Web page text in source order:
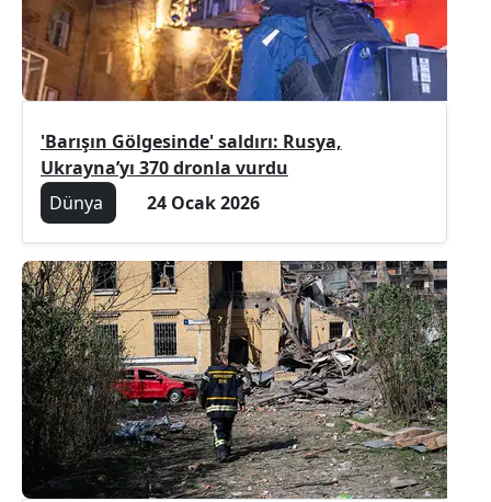
'Barışın Gölgesinde' saldırı: Rusya,
Ukrayna’yı 370 dronla vurdu
Dünya
24 Ocak 2026